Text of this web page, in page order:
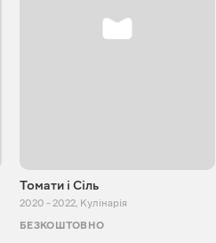
Томати і Сіль
2020 - 2022, Кулінарія
БЕЗКОШТОВНО